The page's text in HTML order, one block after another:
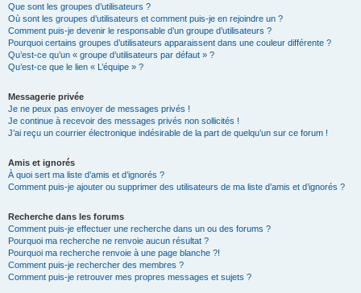
Que sont les groupes d’utilisateurs ?
Où sont les groupes d’utilisateurs et comment puis-je en rejoindre un ?
Comment puis-je devenir le responsable d’un groupe d’utilisateurs ?
Pourquoi certains groupes d’utilisateurs apparaissent dans une couleur différente ?
Qu’est-ce qu’un « groupe d’utilisateurs par défaut » ?
Qu’est-ce que le lien « L’équipe » ?
Messagerie privée
Je ne peux pas envoyer de messages privés !
Je continue à recevoir des messages privés non sollicités !
J’ai reçu un courrier électronique indésirable de la part de quelqu’un sur ce forum !
Amis et ignorés
À quoi sert ma liste d’amis et d’ignorés ?
Comment puis-je ajouter ou supprimer des utilisateurs de ma liste d’amis et d’ignorés ?
Recherche dans les forums
Comment puis-je effectuer une recherche dans un ou des forums ?
Pourquoi ma recherche ne renvoie aucun résultat ?
Pourquoi ma recherche renvoie à une page blanche ?!
Comment puis-je rechercher des membres ?
Comment puis-je retrouver mes propres messages et sujets ?